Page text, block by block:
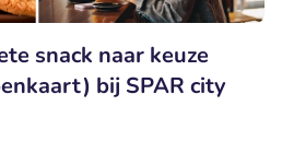
snack naar keuze
bij SPAR city